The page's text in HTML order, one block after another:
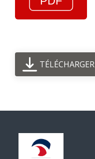
TÉLÉCHARGER